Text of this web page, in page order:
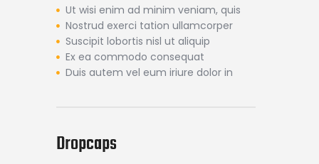
Ut wisi enim ad minim veniam, quis
Nostrud exerci tation ullamcorper
Suscipit lobortis nisl ut aliquip
Ex ea commodo consequat
Duis autem vel eum iriure dolor in
Dropcaps